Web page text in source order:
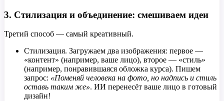
3. Стилизация и объединение: смешиваем идеи
Третий способ — самый креативный.
Стилизация. Загружаем два изображения: первое —
«контент» (например, ваше лицо), второе — «стиль»
(например, понравившаяся обложка курса). Пишем
запрос: «Поменяй человека на фото, но надпись и стиль
оставь таким же». ИИ перенесёт ваше лицо в готовый
дизайн!